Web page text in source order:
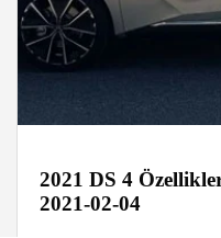
2021 DS 4
2021-02-04